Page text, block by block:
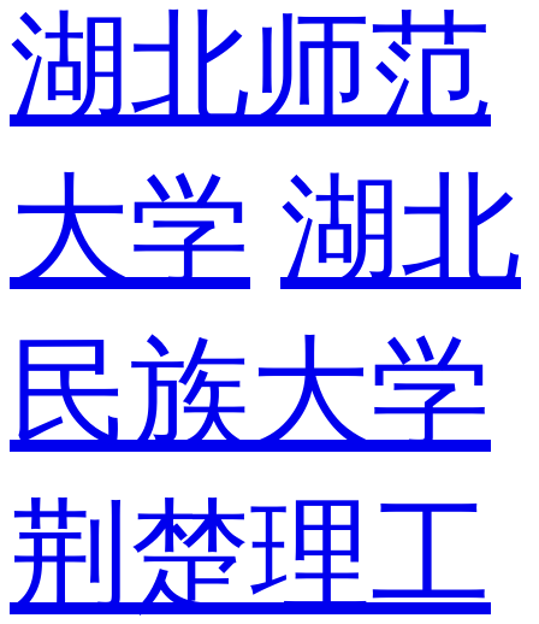
湖北师范
大学 湖北
民族大学
荆楚理工